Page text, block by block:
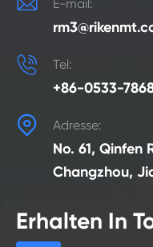
E-mail:
 Tel:
+86-0533-
 Adresse:
No. 61, Qinfen
Changzhou,
Erhalten In